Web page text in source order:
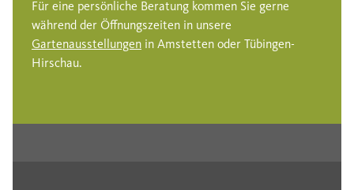
Für eine persönliche Beratung kommen Sie gerne
während der Öffnungszeiten in unsere
Gartenausstellungen in Amstetten oder Tübingen-
Hirschau.